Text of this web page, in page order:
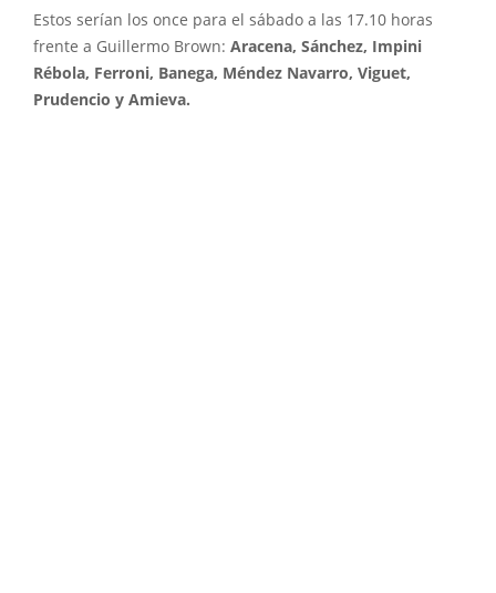
Estos serían los once para el sábado a las 17.10 horas
frente a Guillermo Brown: Aracena, Sánchez, Impini
Rébola, Ferroni, Banega, Méndez Navarro, Viguet,
Prudencio y Amieva.